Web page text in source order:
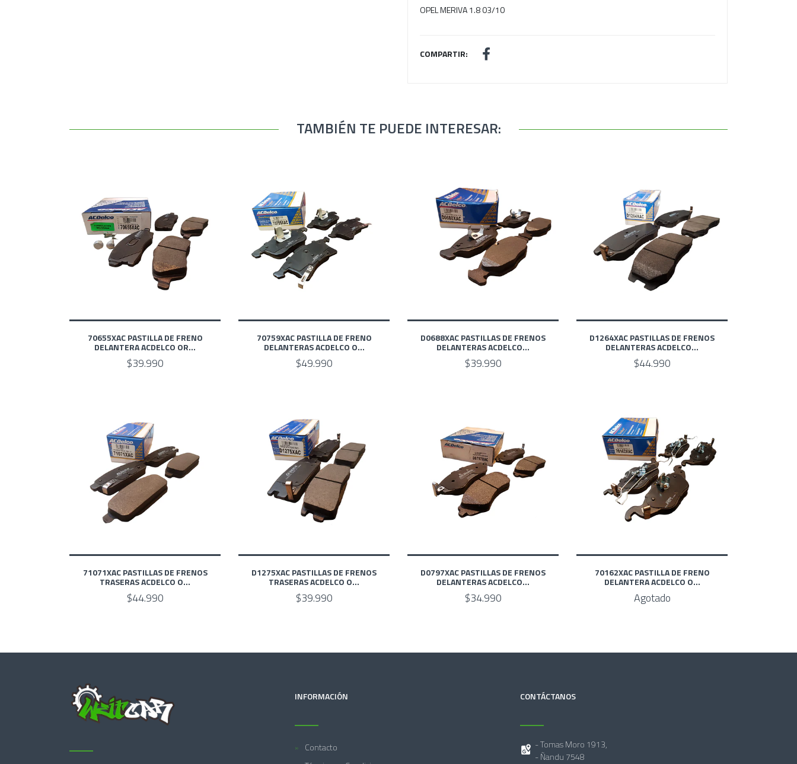
OPEL MERIVA 1.8 03/10
COMPARTIR:
TAMBIÉN TE PUEDE INTERESAR:
70655XAC PASTILLA DE FRENO
DELANTERA ACDELCO OR...
$39.990
70759XAC PASTILLA DE FRENO
DELANTERAS ACDELCO O...
$49.990
D0688XAC PASTILLAS DE FRENOS
DELANTERAS ACDELCO...
$39.990
D1264XAC PASTILLAS DE FRENOS
DELANTERAS ACDELCO...
$44.990
71071XAC PASTILLAS DE FRENOS
TRASERAS ACDELCO O...
$44.990
D1275XAC PASTILLAS DE FRENOS
TRASERAS ACDELCO O...
$39.990
D0797XAC PASTILLAS DE FRENOS
DELANTERAS ACDELCO...
$34.990
70162XAC PASTILLA DE FRENO
DELANTERA ACDELCO O...
Agotado
INFORMACIÓN
Contacto
CONTÁCTANOS
- Tomas Moro 1913,
- Ñandu 7548